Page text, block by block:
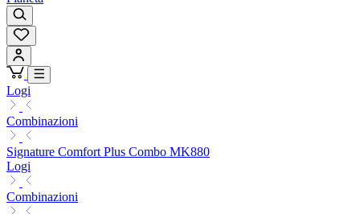
Logi
Combinazioni
Signature Comfort Plus Combo MK880
Logi
Combinazioni